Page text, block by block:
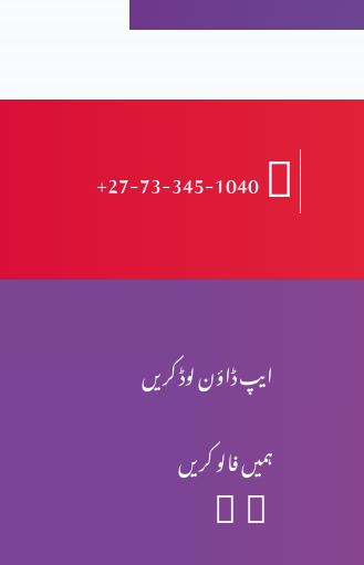
+27-73-345-1040
ایپ ڈاؤن لوڈ کریں
ہمیں فالو کریں